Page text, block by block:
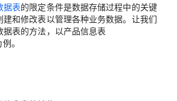
据表的限定条件是数据存储过程中的关键
和修改表以管理各种业务数据。让我们
表的方法，以产品信息表
。